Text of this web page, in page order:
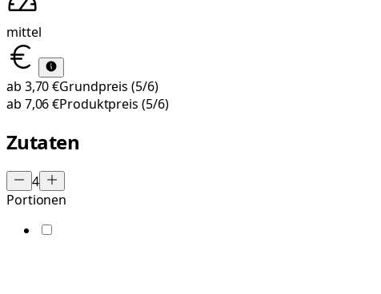
mittel
ab 3,70 €Grundpreis (5/6)
ab 7,06 €Produktpreis (5/6)
Zutaten
4
Portionen